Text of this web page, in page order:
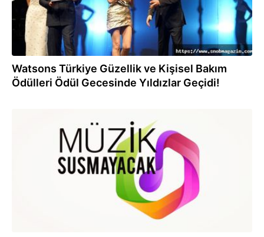
Watsons Türkiye Güzellik ve Kişisel Bakım
Ödülleri Ödül Gecesinde Yıldızlar Geçidi!